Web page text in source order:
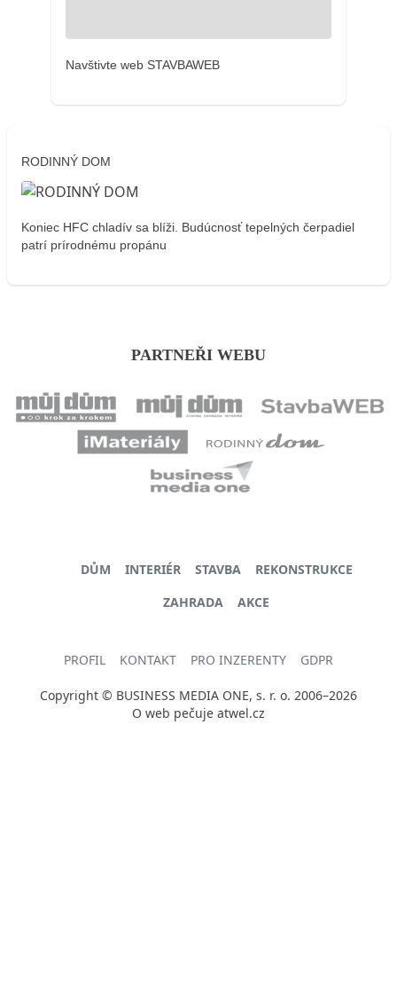
Navštivte web STAVBAWEB
RODINNÝ DOM
Koniec HFC chladív sa blíži. Budúcnosť tepelných čerpadiel
patrí prírodnému propánu
PARTNEŘI WEBU
DŮM INTERIÉR STAVBA
REKONSTRUKCE
ZAHRADA
AKCE
PROFIL KONTAKT PRO INZERENTY GDPR
Copyright © BUSINESS MEDIA ONE, s. r. o. 2006–2026